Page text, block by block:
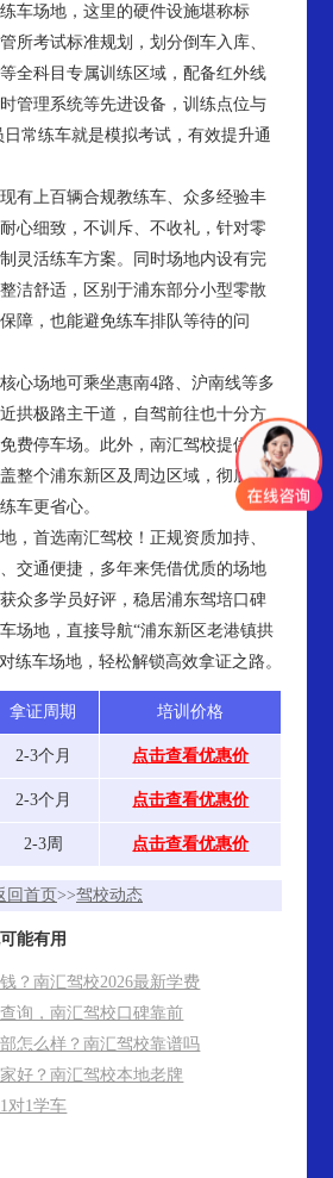
车场地，这里的硬件设施堪称标
所考试标准规划，划分倒车入库、
全科目专属训练区域，配备红外线
管理系统等先进设备，训练点位与
常练车就是模拟考试，有效提升通
有上百辆合规教练车、众多经验丰
心细致，不训斥、不收礼，针对零
灵活练车方案。同时场地内设有完
洁舒适，区别于浦东部分小型零散
障，也能避免练车排队等待的问
心场地可乘坐惠南4路、沪南线等多
拱极路主干道，自驾前往也十分方
费停车场。此外，南汇驾校提供免
整个浦东新区及周边区域，彻底解
车更省心。
，首选南汇驾校！正规资质加持、
交通便捷，多年来凭借优质的场地
众多学员好评，稳居浦东驾培口碑
场地，直接导航“浦东新区老港镇拱
练车场地，轻松解锁高效拿证之路。
拿证周期 培训价格
2-3个月 点击查看优惠价
2-3个月 点击查看优惠价
2-3周 点击查看优惠价
回首页 >>驾校动态
能有用
？南汇驾校2026最新学费
询，南汇驾校口碑靠前
怎么样？南汇驾校靠谱吗
好？南汇驾校本地老牌
对1学车